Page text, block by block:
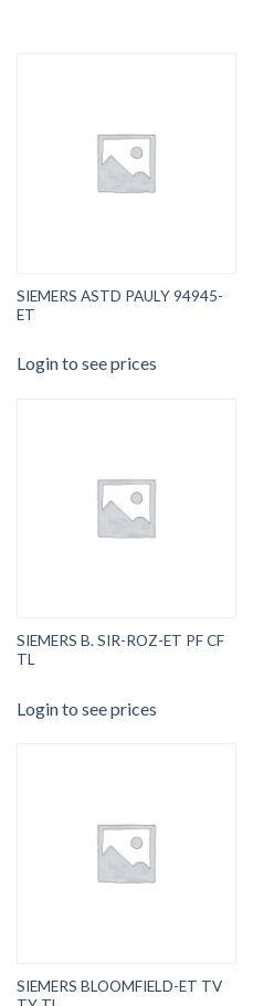
SIEMERS ASTD PAULY 94945-
ET
Login to see prices
SIEMERS B. SIR-ROZ-ET PF CF
TL
Login to see prices
SIEMERS BLOOMFIELD-ET TV